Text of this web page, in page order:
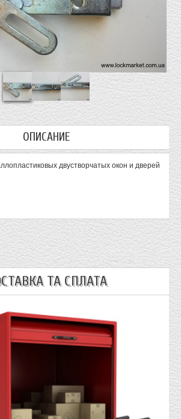
ОПИСАНИЕ
двустворчатых окон и дверей
ТА СПЛАТА